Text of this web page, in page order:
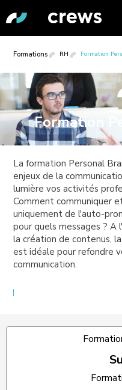
Formations RH Formation
Formation
La formation Personal
enjeux de la
lumière vos activités
Comment communiquer
uniquement de l'auto-
pour quels messages ? A
la création de contenus,
est idéale pour refondre
communication.